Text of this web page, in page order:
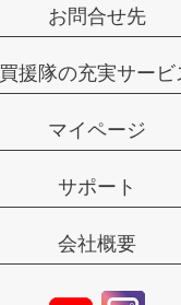
お問合せ先
買援隊の充実サービ
マイページ
サポート
会社概要